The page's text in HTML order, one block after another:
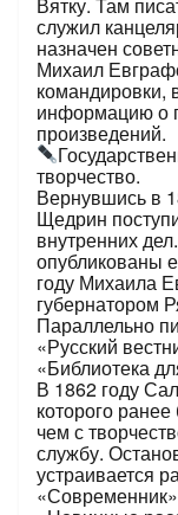
служил
назначен
Михаил
командировки,
информацию о
произведений.
творчество.
Вернувшись в
Щедрин
внутренних
опубликованы
году Михаила
губернатором
Параллельно
«Русский
«Библиотека
В 1862 году
которого
чем с
службу.
устраивается